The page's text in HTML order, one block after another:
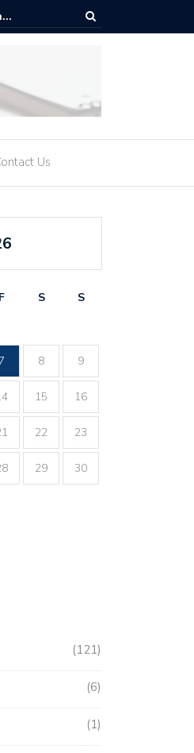
હું રાજ્યસભા સાંસદ બનવા માંગુ છું
Us
F S
S
8 9
15 16
22 23
29 30
121
6
1